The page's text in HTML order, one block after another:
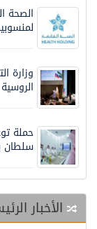
الصحة
وزارة
الروسية
حملة
سلطان
الأخبار